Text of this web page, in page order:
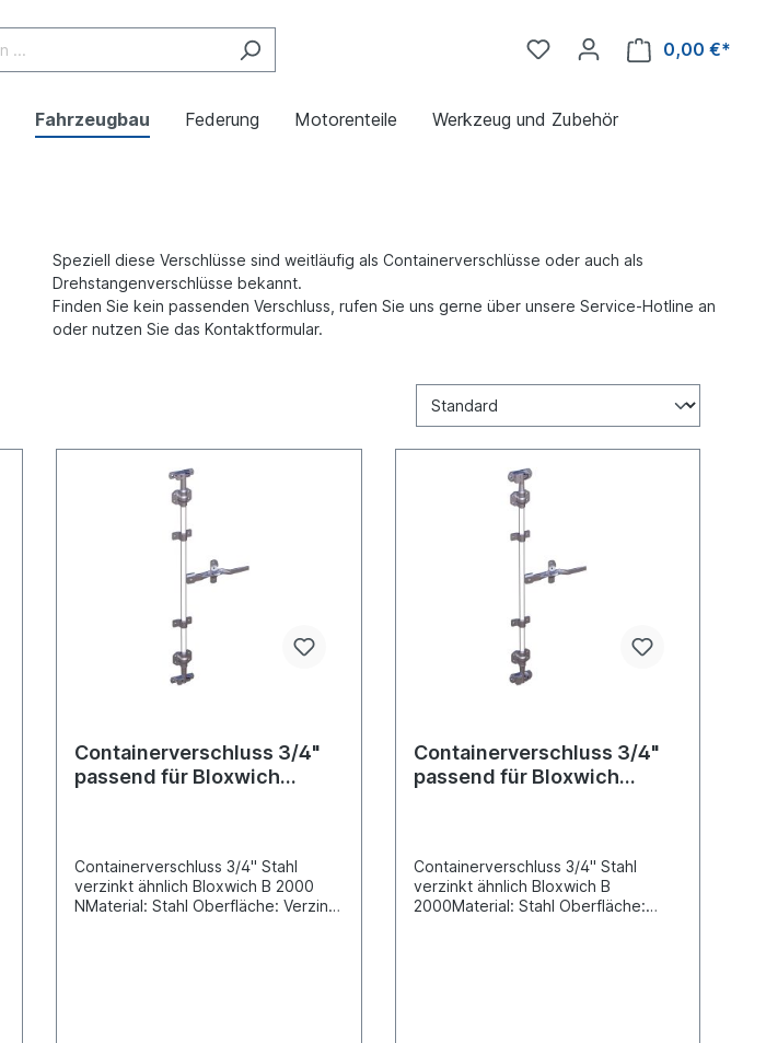
0,00 €*
Fahrzeugbau Federung Motorenteile Werkzeug und Zubehör
Speziell diese Verschlüsse sind weitläufig als Containerverschlüsse oder auch als
Drehstangenverschlüsse bekannt.
Finden Sie kein passenden Verschluss, rufen Sie uns gerne über unsere Service-Hotline an
oder nutzen Sie das Kontaktformular.
Containerverschluss 3/4"
passend für Bloxwich
Containerverschluss 3/4" Stahl
verzinkt ähnlich Bloxwich B 2000
NMaterial: Stahl Oberfläche: Verzinkt
Containerverschluss 3/4"
passend für Bloxwich
Containerverschluss 3/4" Stahl
verzinkt ähnlich Bloxwich B
2000Material: Stahl Oberfläche: